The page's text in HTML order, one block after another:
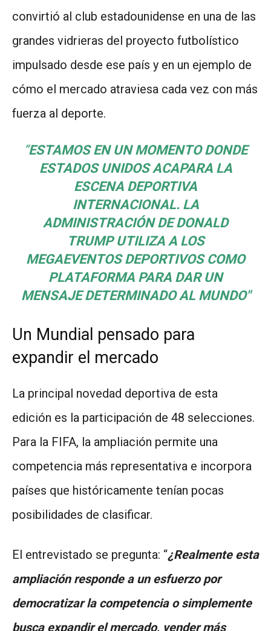
convirtió al club estadounidense en una de las
grandes vidrieras del proyecto futbolístico
impulsado desde ese país y en un ejemplo de
cómo el mercado atraviesa cada vez con más
fuerza al deporte.
“ESTAMOS EN UN MOMENTO DONDE
ESTADOS UNIDOS ACAPARA LA
ESCENA DEPORTIVA
INTERNACIONAL. LA
ADMINISTRACIÓN DE DONALD
TRUMP UTILIZA A LOS
MEGAEVENTOS DEPORTIVOS COMO
PLATAFORMA PARA DAR UN
MENSAJE DETERMINADO AL MUNDO"
Un Mundial pensado para
expandir el mercado
La principal novedad deportiva de esta
edición es la participación de 48 selecciones.
Para la FIFA, la ampliación permite una
competencia más representativa e incorpora
países que históricamente tenían pocas
posibilidades de clasificar.
El entrevistado se pregunta: “¿Realmente esta
ampliación responde a un esfuerzo por
democratizar la competencia o simplemente
busca expandir el mercado, vender más